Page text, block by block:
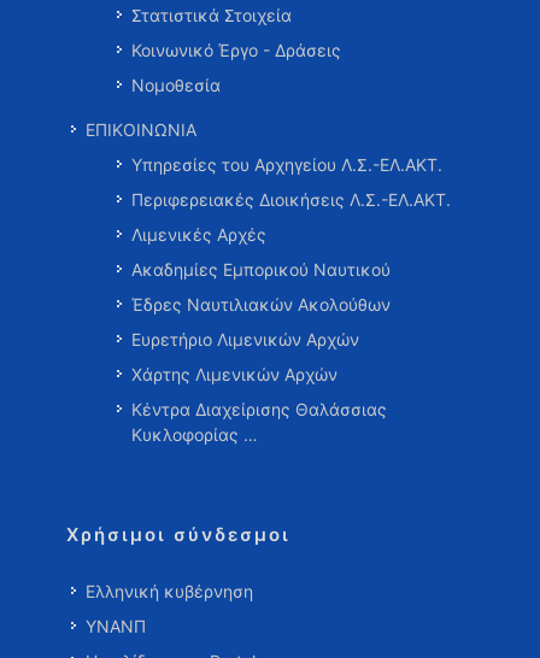
Στατιστικά Στοιχεία
Κοινωνικό Έργο - Δράσεις
Νομοθεσία
ΕΠΙΚΟΙΝΩΝΙΑ
Υπηρεσίες του Αρχηγείου Λ.Σ.-ΕΛ.ΑΚΤ.
Περιφερειακές Διοικήσεις Λ.Σ.-ΕΛ.ΑΚΤ.
Λιμενικές Αρχές
Ακαδημίες Εμπορικού Ναυτικού
Έδρες Ναυτιλιακών Ακολούθων
Ευρετήριο Λιμενικών Αρχών
Χάρτης Λιμενικών Αρχών
Κέντρα Διαχείρισης Θαλάσσιας
Κυκλοφορίας …
Χρήσιμοι σύνδεσμοι
Ελληνική κυβέρνηση
ΥΝΑΝΠ